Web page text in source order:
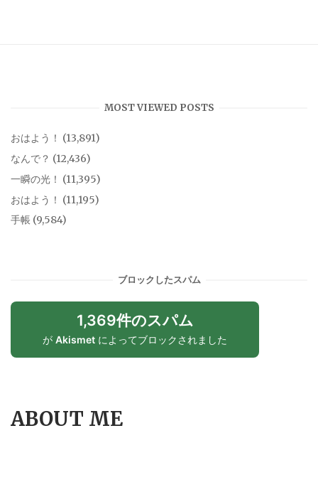
MOST VIEWED POSTS
おはよう！ (13,891)
なんで？ (12,436)
一瞬の光！ (11,395)
おはよう！ (11,195)
手帳 (9,584)
ブロックしたスパム
1,369件のスパム
が Akismet によってブロックされました
ABOUT ME